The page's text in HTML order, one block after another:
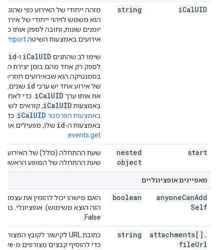
iCalUID
string
מזהה ייחודי של האירוע כפי
הוא משמש לזיהוי ייחודי של
יומנים שונות, וחובה לספק אותו
אירועים באמצעות השיטהimport
שימו לב שהתגים iCalUID ו-id
לספק רק אחד מהם בזמן יצירת
בסמנטיקה הוא שבאירועים
של אירוע אחד יש ערכי id שונים,
את אותו ערך iCalUID . כדי לאחזר
באמצעות iCalUID, קוראים
באמצעות הפרמטר iCalUID . כדי
באמצעות ה-id שלו, מפעילים את
events.get
start
nested
object
שעת ההתחלה (כולל) של האירוע.
שעת ההתחלה של המופע הראשון.
מאפיינים אופציונליים
anyoneCanAdd
Self
boolean
האם מישהו יכול להזמין את עצמו
הזה הוצא משימוש). אופציונלי.
False.
attachments[] .
fileUrl
string כתובת URL לקישור לקובץ המצורף.